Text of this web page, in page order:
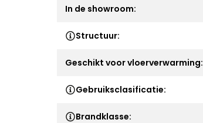
In de showroom:
Structuur:
Geschikt voor vloerverwarming:
Gebruiksclasificatie:
Brandklasse: